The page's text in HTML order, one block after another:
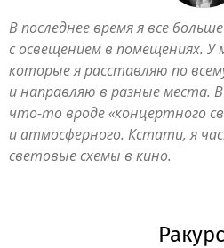
В последнее время я все
с освещением в помещениях. У
которые я расставляю по
и направляю в разные места.
что-то вроде «концертного
и атмосферного. Кстати, я
световые схемы в кино.